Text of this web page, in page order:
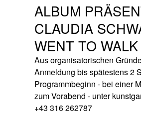
ALBUM
CLAUDIA
WENT TO WALK
Aus organisatorischen
Anmeldung bis spätestens 2
Programmbeginn - bei einer
zum Vorabend - unter
+43 316 262787